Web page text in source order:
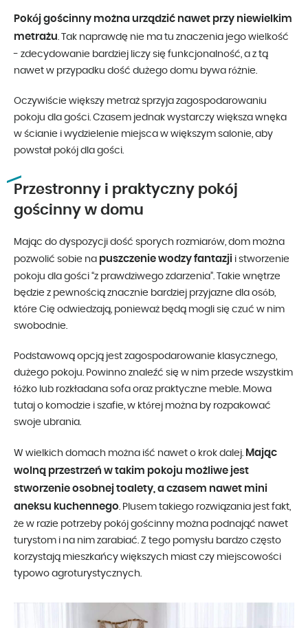
Pokój gościnny można urządzić nawet przy niewielkim
metrażu. Tak naprawdę nie ma tu znaczenia jego wielkość
- zdecydowanie bardziej liczy się funkcjonalność, a z tą
nawet w przypadku dość dużego domu bywa różnie.
Oczywiście większy metraż sprzyja zagospodarowaniu
pokoju dla gości. Czasem jednak wystarczy większa wnęka
w ścianie i wydzielenie miejsca w większym salonie, aby
powstał pokój dla gości.
Przestronny i praktyczny pokój
gościnny w domu
Mając do dyspozycji dość sporych rozmiarów, dom można
pozwolić sobie na puszczenie wodzy fantazji i stworzenie
pokoju dla gości “z prawdziwego zdarzenia”. Takie wnętrze
będzie z pewnością znacznie bardziej przyjazne dla osób,
które Cię odwiedzają, ponieważ będą mogli się czuć w nim
swobodnie.
Podstawową opcją jest zagospodarowanie klasycznego,
dużego pokoju. Powinno znaleźć się w nim przede wszystkim
łóżko lub rozkładana sofa oraz praktyczne meble. Mowa
tutaj o komodzie i szafie, w której można by rozpakować
swoje ubrania.
W wielkich domach można iść nawet o krok dalej. Mając
wolną przestrzeń w takim pokoju możliwe jest
stworzenie osobnej toalety, a czasem nawet mini
aneksu kuchennego. Plusem takiego rozwiązania jest fakt,
że w razie potrzeby pokój gościnny można podnająć nawet
turystom i na nim zarabiać. Z tego pomysłu bardzo często
korzystają mieszkańcy większych miast czy miejscowości
typowo agroturystycznych.